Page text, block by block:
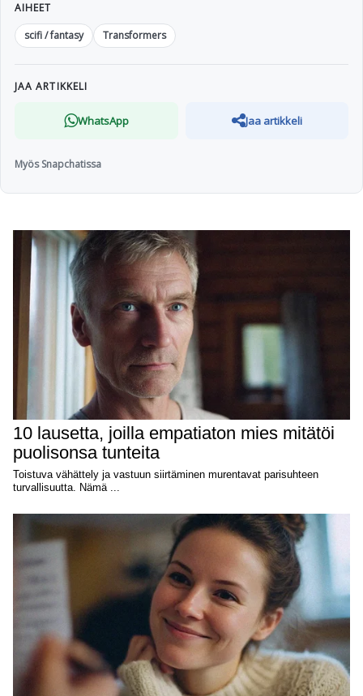
AIHEET
scifi / fantasy
Transformers
JAA ARTIKKELI
WhatsApp Jaa artikkeli
Myös Snapchatissa